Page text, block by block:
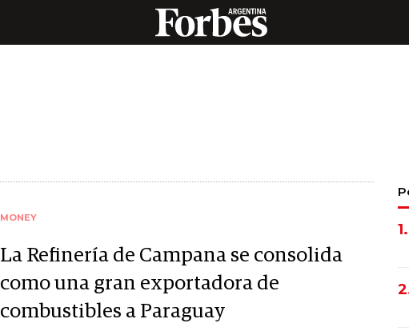
MONEY
La Refinería de Campana se consolida
como una gran exportadora de
combustibles a Paraguay
1.